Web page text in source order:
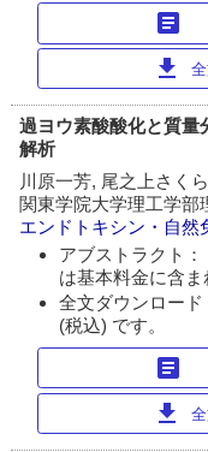
article
download
過ヨウ素酸酸化と質量
解析
川原一芳, 尾之上さくら
関東学院大学理工学部
エンドトキシン・自然
アブストラクト
は基本料金に含ま
全文ダウンロー
(税込) です。
article
download